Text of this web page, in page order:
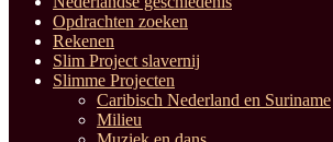
Opdrachten zoeken
Rekenen
Slim Project slavernij
Slimme Projecten
Caribisch Nederland en Suriname
Milieu